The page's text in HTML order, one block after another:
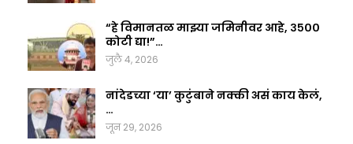
“हे विमानतळ माझ्या जमिनीवर आहे, ३५००
कोटी द्या!”…
जुलै 4, 2026
नांदेडच्या ‘या’ कुटुंबाने नक्की असं काय केलं,
…
जून 29, 2026